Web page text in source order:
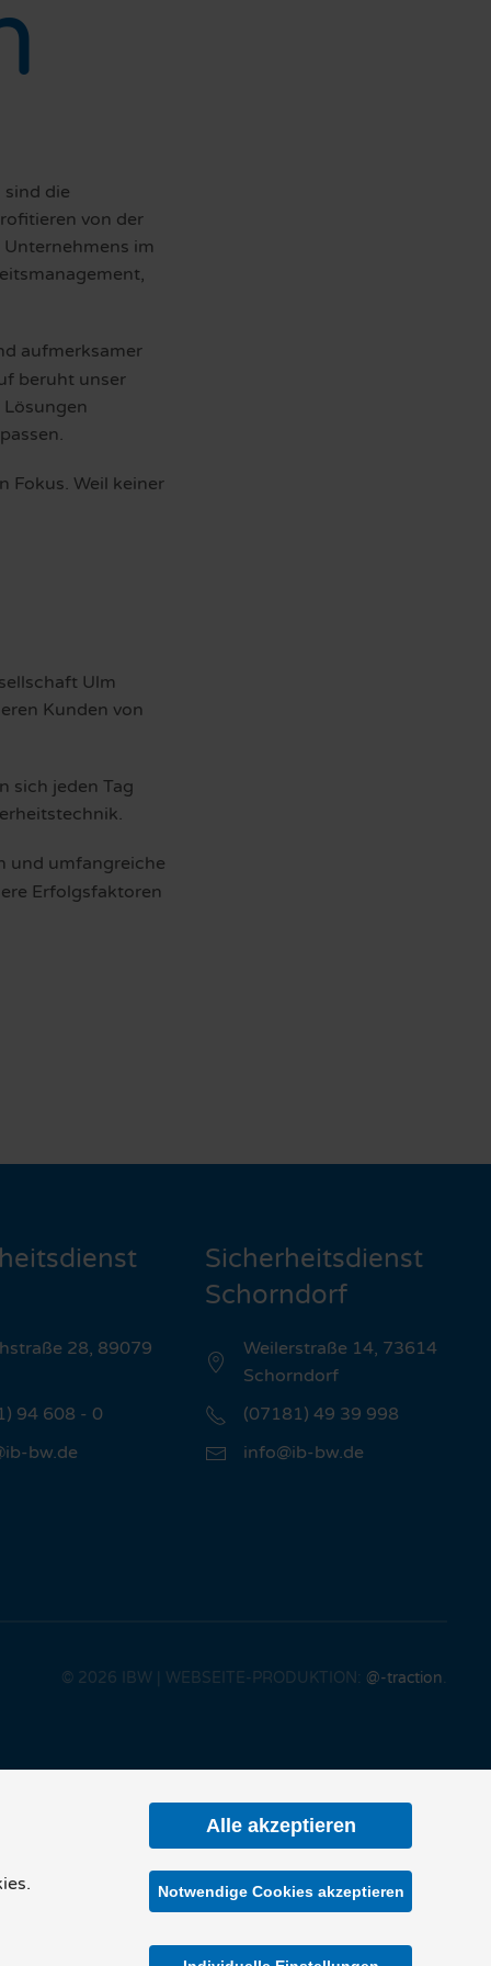
die
von der
im
aufmerksamer
beruht unser
Fokus. Weil keiner
Ulm
Kunden von
sich jeden Tag
und umfangreiche
Erfolgsfaktoren
28, 89079
94 608 - 0
bw.de
Sicherheitsdienst
Schorndorf
Weilerstraße 14, 73614
Schorndorf
(07181) 49 39 998
info@ib-bw.de
© 2026 IBW | WEBSEITE-PRODUKTION: @-traction.
Alle akzeptieren
Notwendige Cookies akzeptieren